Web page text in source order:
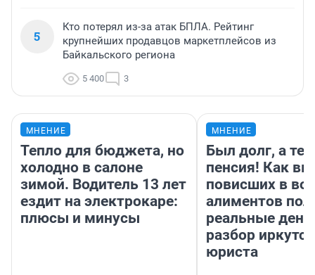
5
Кто потерял из-за атак БПЛА. Рейтинг
крупнейших продавцов маркетплейсов из
Байкальского региона
5 400 3
МНЕНИЕ
Тепло для бюджета, но
холодно в салоне
зимой. Водитель 13 лет
ездит на электрокаре:
плюсы и минусы
МНЕНИЕ
Был долг, а
пенсия! Как
повисших в
алиментов
реальные
разбор
юриста